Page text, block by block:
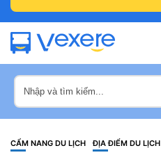
CẨM NANG DU LỊCH ĐỊA ĐIỂM DU LỊCH